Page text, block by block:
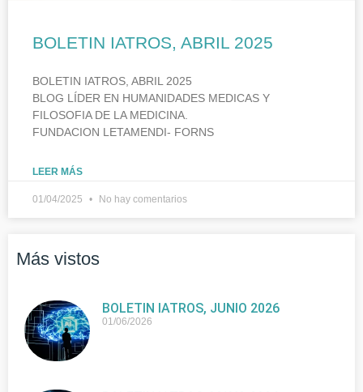
BOLETIN IATROS, ABRIL 2025
BOLETIN IATROS, ABRIL 2025
BLOG LÍDER EN HUMANIDADES MEDICAS Y
FILOSOFIA DE LA MEDICINA.
FUNDACION LETAMENDI- FORNS
LEER MÁS
01/04/2025 No hay comentarios
Más vistos
BOLETIN IATROS, JUNIO 2026
01/06/2026